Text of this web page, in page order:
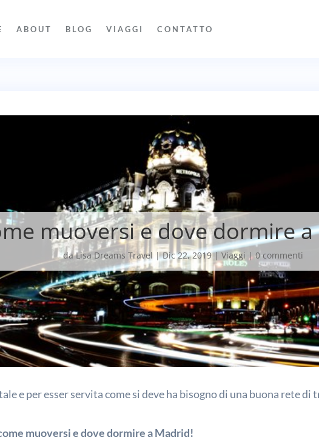
ABOUT BLOG VIAGGI CONTATTO
muoversi e dove dormire
daLisa Dreams Travel |Dic 22, 2019|Viaggi |0 commenti
e per esser servita come si deve ha bisogno di una buona rete di
muoversi e dove dormire a Madrid!